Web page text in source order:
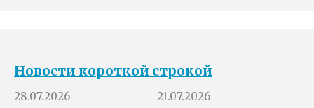
Новости короткой строкой
28.07.2026
21.07.2026